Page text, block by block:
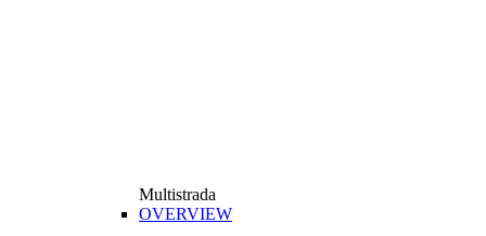
Multistrada
OVERVIEW